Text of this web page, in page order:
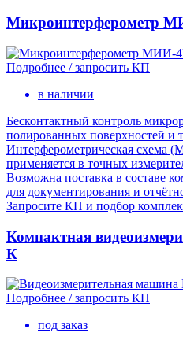
Микроинтерферометр
Подробнее / запросить КП
в наличии
Бесконтактный контроль
полированных поверхностей и
Интерферометрическая схема
применяется в точных
Возможна поставка в составе
для документирования и
Запросите КП и подбор
Компактная
К
Подробнее / запросить КП
под заказ